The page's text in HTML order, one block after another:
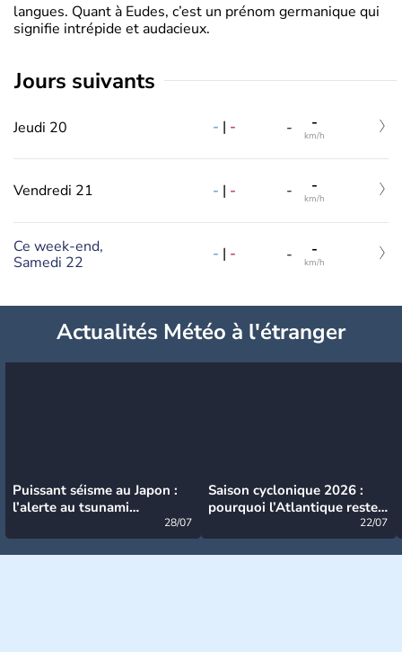
langues. Quant à Eudes, c’est un prénom germanique qui
signifie intrépide et audacieux.
jours suivants
Jeudi 20 - | - - -
km/h
Vendredi 21 - | - - -
km/h
Ce week-end,
Samedi 22
- | - - -
km/h
Actualités Météo à l'étranger
Puissant séisme au Japon :
l’alerte au tsunami
28/07
Saison cyclonique 2026 :
pourquoi l’Atlantique reste
22/07